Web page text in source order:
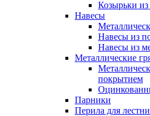
Козырьки
Навесы
Навесы из
Навесы из
Металлические
покрытием
Парники
Перила для